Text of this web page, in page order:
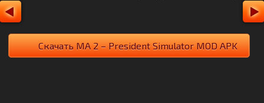
Скачать MA 2 – President Simulator MOD APK